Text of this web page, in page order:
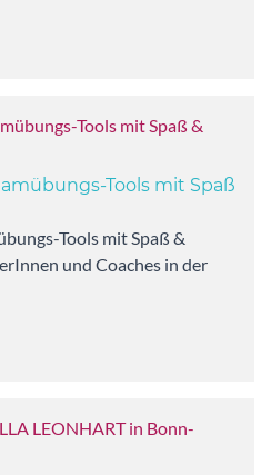
Tools mit Spaß
Tools mit Spaß &
und Coaches in der